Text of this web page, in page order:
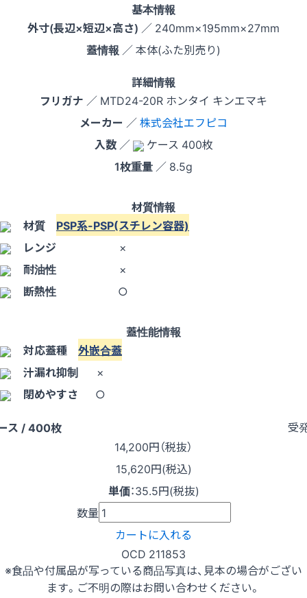
基本情報
外寸(長辺×短辺×高さ) ／ 240mm×195mm×27mm
蓋情報 ／ 本体(ふた別売り)
詳細情報
フリガナ ／ MTD24-20R ホンタイ キンエマキ
メーカー ／株式会社エフピコ
入数／
ケース 400枚
1枚重量 ／ 8.5g
材質情報
材質 PSP系-PSP(スチレン容器)
レンジ
×
耐油性
×
断熱性
○
蓋性能情報
対応蓋種 外嵌合蓋
汁漏れ抑制
×
閉めやすさ
○
ス / 400枚
受
14,200円（税抜）
15,620円(税込)
単価：35.5円(税抜)
数量
カートに入れる
OCD 211853
※食品や付属品が写っている商品写真は、見本の場合がござい
ます。ご不明の際はお問い合わせください。